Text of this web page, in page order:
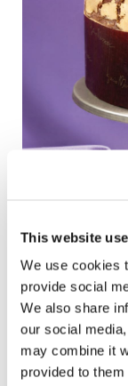
This website
We use cookies
provide social
We also share
our social
may combine it
provided to
Sono tre,
per questo
1. Panettone al
Questo nuovo